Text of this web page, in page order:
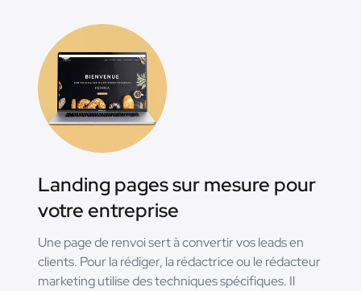
Landing pages sur mesure pour
votre entreprise
Une page de renvoi sert à convertir vos leads en
clients. Pour la rédiger, la rédactrice ou le rédacteur
marketing utilise des techniques spécifiques. Il